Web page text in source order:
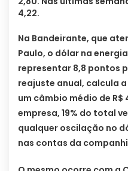
4,22.
Na Bandeirante, que
Paulo, o dólar na
representar 8,8 pontos
reajuste anual, calcula
um câmbio médio de
empresa, 19% do total
qualquer oscilação no
nas contas da